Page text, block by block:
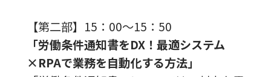
【第二部】15：00～15：50
「労働条件通知書をDX！最適システム
×RPAで業務を自動化する方法」